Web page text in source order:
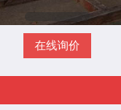
在线询价